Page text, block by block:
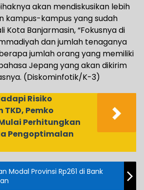
akan mendiskusikan lebih
kampus-kampus yang sudah
Kota Banjarmasin, “Fokusnya di
dan jumlah tenaganya
jumlah orang yang memiliki
Jepang yang akan dikirim
(Diskominfotik/K-3)
Risiko
Pemko
Perhitungkan
Pengoptimalan
Modal Provinsi Rp261 di Bank